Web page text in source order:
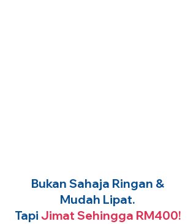
Bukan Sahaja Ringan &
Mudah Lipat.
Tapi Jimat Sehingga RM400!